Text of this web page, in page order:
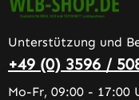
Unterstützung und
+49 (0) 3596 /
Mo-Fr, 09:00 - 17:00